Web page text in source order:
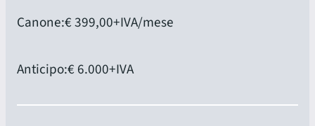
Canone:€ 399,00+IVA/mese
Anticipo:€ 6.000+IVA